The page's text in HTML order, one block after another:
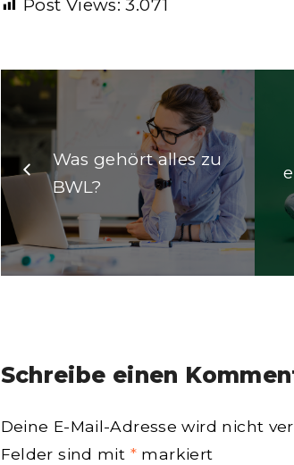
Post Views: 3.071
Was gehört alles zu
BWL?
Schreibe einen
Deine E-Mail-Adresse wird nicht
Felder sind mit *markiert